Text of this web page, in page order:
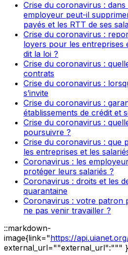
Crise du coronavirus :
employeur peut-il
payés et les RTT de ses
Crise du coronavirus :
loyers pour les entreprises
dit la loi ?
Crise du coronavirus :
contrats
Crise du coronavirus :
s’invite
Crise du coronavirus :
établissements de crédit et
Crise du coronavirus :
poursuivre ?
Crise du coronavirus : que
les entreprises et les
Coronavirus : les
protéger leurs salariés ?
Coronavirus : droits et les
quarantaine
Coronavirus : votre patron
ne pas venir travailler ?
::markdown-
image{link="https://
external_url=""external_url":"""